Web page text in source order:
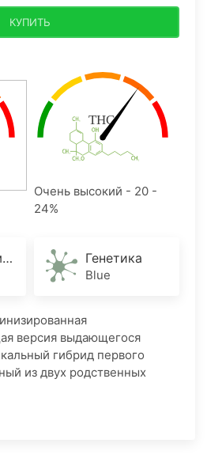
КУПИТЬ
Очень высокий - 20 -
24%
Вкус, Аромат Генетика
Blue
версия выдающегося
гибрид первого
из двух родственных